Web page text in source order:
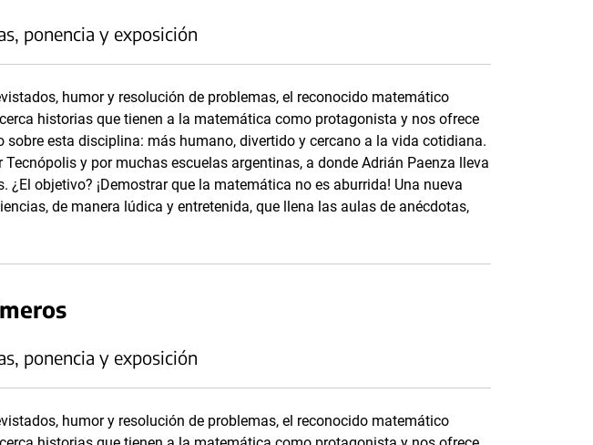
ponencia y exposición
humor y resolución de problemas, el reconocido matemático
historias que tienen a la matemática como protagonista y nos ofrece
sobre esta disciplina: más humano, divertido y cercano a la vida cotidiana.
Tecnópolis y por muchas escuelas argentinas, a donde Adrián Paenza lleva
¿El objetivo? ¡Demostrar que la matemática no es aburrida! Una nueva
de manera lúdica y entretenida, que llena las aulas de anécdotas,
ponencia y exposición
humor y resolución de problemas, el reconocido matemático